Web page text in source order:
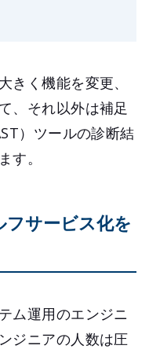
きく機能を変更、
、それ以外は補足
）ツールの診断結
す。
サービス化を
ム運用のエンジニ
ジニアの人数は圧